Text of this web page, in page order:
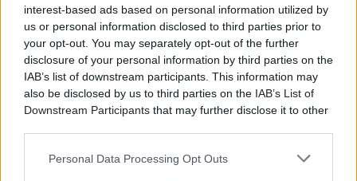
interest-based ads based on personal information utilized by
us or personal information disclosed to third parties prior to
your opt-out. You may separately opt-out of the further
disclosure of your personal information by third parties on the
IAB’s list of downstream participants. This information may
also be disclosed by us to third parties on the IAB’s List of
Downstream Participants that may further disclose it to other
Personal Data Processing Opt Outs